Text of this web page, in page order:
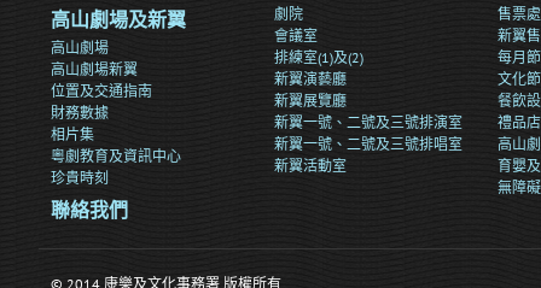
高山劇場及新翼
高山劇場
高山劇場新翼
位置及交通指南
財務數據
相片集
粵劇教育及資訊中心
珍貴時刻
聯絡我們
劇院
會議室
排練室(1)及(2)
新翼演藝廳
新翼展覽廳
新翼一號、二號及三號排演室
新翼一號、二號及三號排唱室
新翼活動室
售票處
新翼
每月
文化
餐飲
禮品店
高山
育嬰
無障
© 2014 康樂及文化事務署 版權所有